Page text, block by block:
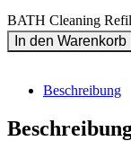
BATH Cleaning
In den Warenkorb
Beschreibung